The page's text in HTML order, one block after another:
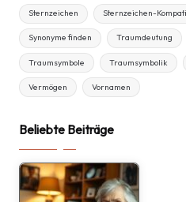
Sternzeichen Sternzeichen-
Synonyme finden Traumdeutung
Traumsymbole Traumsymbolik
Vermögen Vornamen
Beliebte Beiträge